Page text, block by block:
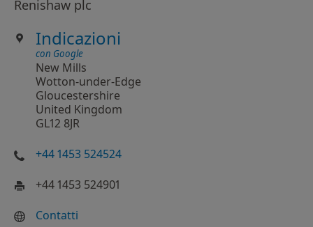
Renishaw plc
Indicazioni
con Google
New Mills
Wotton-under-Edge
Gloucestershire
United Kingdom
GL12 8JR
+44 1453 524524
+44 1453 524901
Contatti